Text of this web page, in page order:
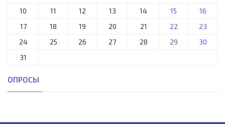
10
11 12 13 14 15
16
17
18 19 20 21 22
23
24
25 26 27 28 29
30
31
ОПРОСЫ